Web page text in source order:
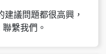
議問題都很高興，
繫我們。